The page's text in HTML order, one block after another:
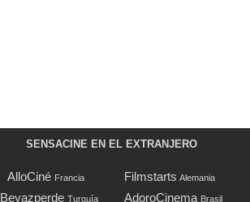
SENSACINE EN EL EXTRANJERO
AlloCiné Francia Filmstarts Alemania
Beyazperde Turquía AdoroCinema Brasil